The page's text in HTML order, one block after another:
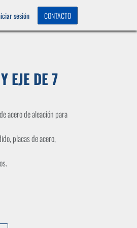
sesión CONTACTO
EJE DE 7
acero de aleación para
placas de acero,